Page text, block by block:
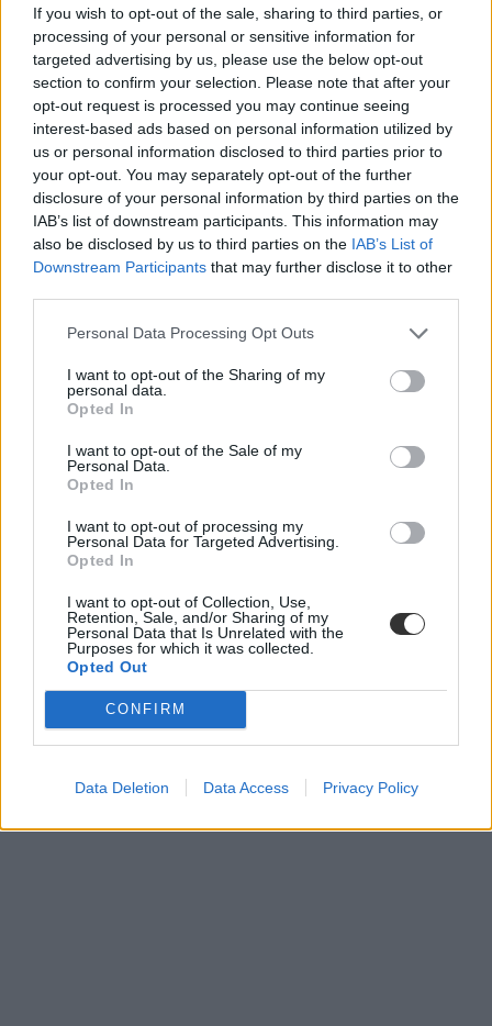
If you wish to opt-out of the sale, sharing to third parties, or
processing of your personal or sensitive information for
targeted advertising by us, please use the below opt-out
section to confirm your selection. Please note that after your
opt-out request is processed you may continue seeing
interest-based ads based on personal information utilized by
us or personal information disclosed to third parties prior to
your opt-out. You may separately opt-out of the further
disclosure of your personal information by third parties on the
IAB’s list of downstream participants. This information may
also be disclosed by us to third parties on the IAB’s List of
Downstream Participants that may further disclose it to other
Personal Data Processing Opt Outs
I want to opt-out of the Sharing of my
personal data.
Opted In
I want to opt-out of the Sale of my
Personal Data.
Opted In
I want to opt-out of processing my
Personal Data for Targeted Advertising.
Opted In
I want to opt-out of Collection, Use,
Retention, Sale, and/or Sharing of my
Personal Data that Is Unrelated with the
Purposes for which it was collected.
Opted Out
CONFIRM
Data Deletion Data Access Privacy Policy
találni, ahol teljesen ingyen lehet fürdeni, vagy a diákok
kedvezményes jeggyel csobbanhatnak.
Balaton
szabadstrand
ingyen strand
nyár